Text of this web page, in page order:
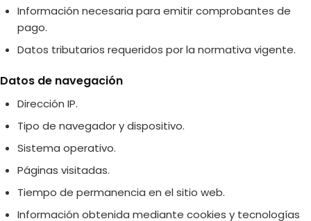
Información necesaria para emitir comprobantes de
pago.
Datos tributarios requeridos por la normativa vigente.
Datos de navegación
Dirección IP.
Tipo de navegador y dispositivo.
Sistema operativo.
Páginas visitadas.
Tiempo de permanencia en el sitio web.
Información obtenida mediante cookies y tecnologías